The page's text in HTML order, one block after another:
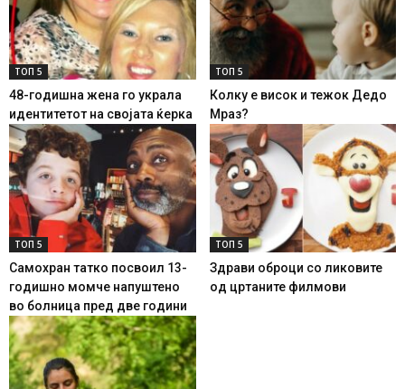
ТОП 5
48-годишна жена го украла
идентитетот на својата ќерка
ТОП 5
Колку е висок и тежок Дедо
Мраз?
ТОП 5
Самохран татко посвоил 13-
годишно момче напуштено
во болница пред две години
ТОП 5
Здрави оброци со ликовите
од цртаните филмови